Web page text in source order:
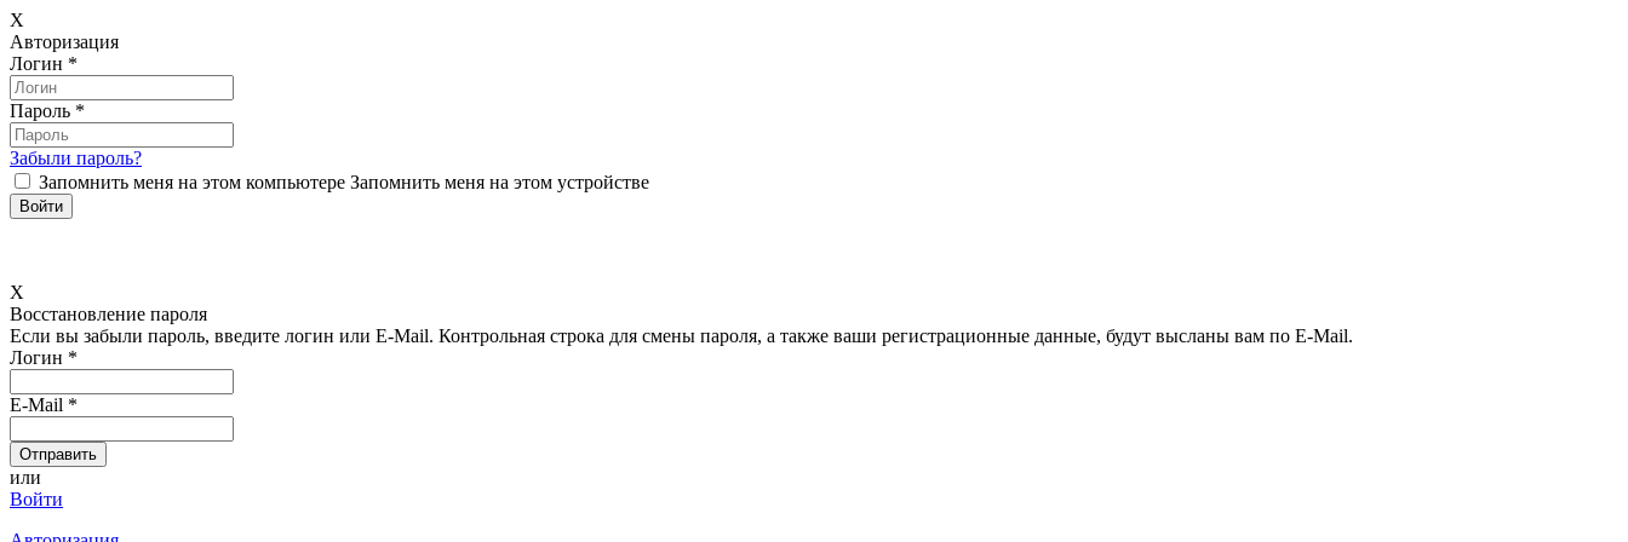
X
Авторизация
Логин *
Пароль *
Забыли пароль?
Запомнить меня на этом компьютере Запомнить меня на этом устройстве
X
Восстановление пароля
Если вы забыли пароль, введите логин или E-Mail. Контрольная строка для смены пароля, а также ваши регистрационные данные, будут высланы вам по E-Mail.
Логин *
E-Mail *
или
Войти